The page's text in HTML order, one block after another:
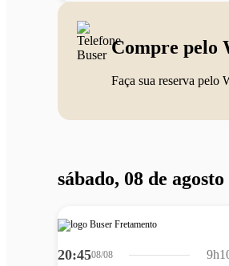
Compre pelo
Faça sua reserva pelo
sábado, 08 de agosto
20:4508/08